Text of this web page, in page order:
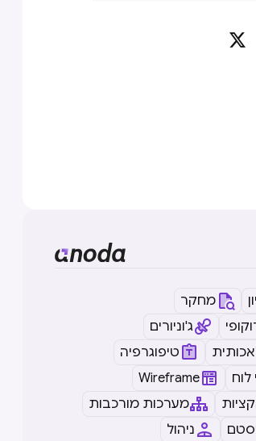

מחקר
ג'וניורים
טיפוגרפיה
לוח
Wireframe
מערכות מורכבות
ניהול